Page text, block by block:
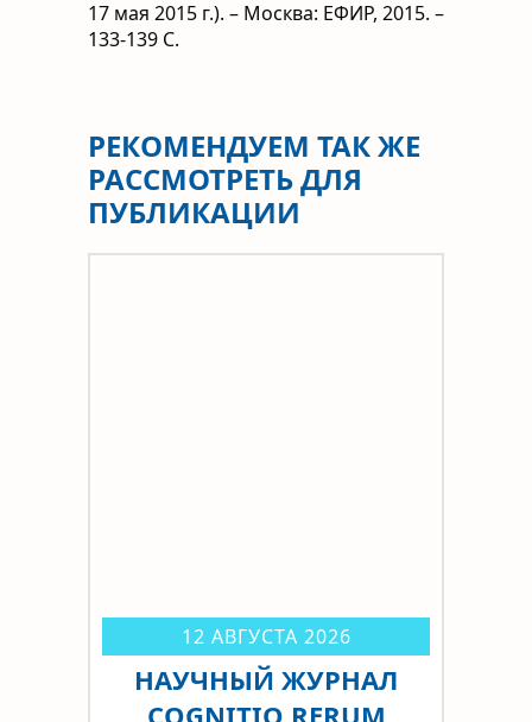
17 мая 2015 г.). – Москва: ЕФИР, 2015. –
133-139 С.
РЕКОМЕНДУЕМ ТАК ЖЕ
РАССМОТРЕТЬ ДЛЯ
ПУБЛИКАЦИИ
12 АВГУСТА 2026
НАУЧНЫЙ ЖУРНАЛ
COGNITIO RERUM